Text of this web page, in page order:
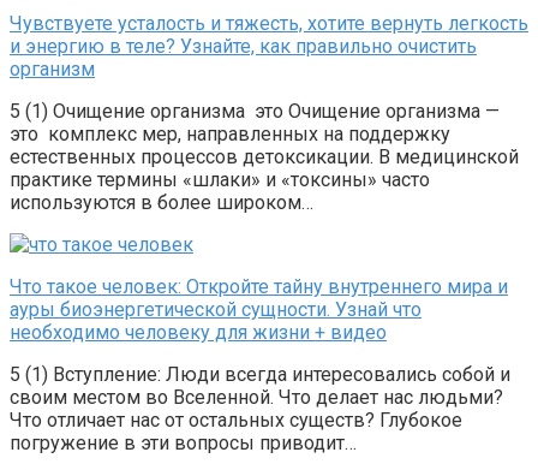
Чувствуете усталость и тяжесть, хотите вернуть легкость
и энергию в теле? Узнайте, как правильно очистить
организм
5 (1) Очищение организма это Очищение организма —
это комплекс мер, направленных на поддержку
естественных процессов детоксикации. В медицинской
практике термины «шлаки» и «токсины» часто
используются в более широком…
Что такое человек: Откройте тайну внутреннего мира и
ауры биоэнергетической сущности. Узнай что
необходимо человеку для жизни + видео
5 (1) Вступление: Люди всегда интересовались собой и
своим местом во Вселенной. Что делает нас людьми?
Что отличает нас от остальных существ? Глубокое
погружение в эти вопросы приводит…